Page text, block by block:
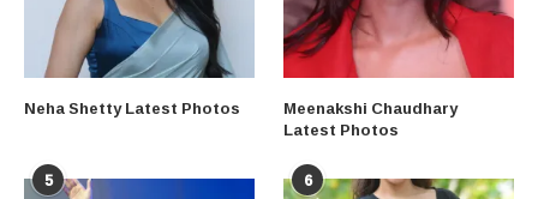
Neha Shetty Latest Photos Meenakshi Chaudhary
Latest Photos
5 6